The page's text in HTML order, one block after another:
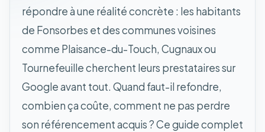
répondre à une réalité concrète : les habitants
de Fonsorbes et des communes voisines
comme Plaisance-du-Touch, Cugnaux ou
Tournefeuille cherchent leurs prestataires sur
Google avant tout. Quand faut-il refondre,
combien ça coûte, comment ne pas perdre
son référencement acquis ? Ce guide complet